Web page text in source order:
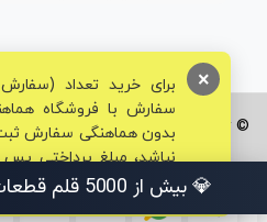
© تمامی حقوق برای فروشگاه تخصصی
برای خرید تعداد
سفارش با فروشگاه
بدون هماهنگی سفارش
نباشد، مبلغ پرداختی پس
مالیاتی به حساب شما
×
💎 بیش از 5000 قلم قطعات الکترونیک و رباتیک